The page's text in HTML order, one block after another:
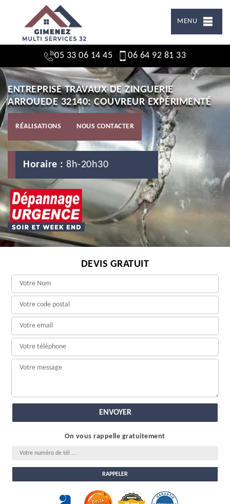
MENU
05 33 06 14 45 06 64 92 81 33
ENTREPRISE TRAVAUX DE ZINGUERIE
ARROUEDE 32140: COUVREUR EXPÉRIMENTÉ
RÉALISATIONS NOUS CONTACTER
Horaire : 8h-20h30
DEVIS GRATUIT
On vous rappelle gratuitement